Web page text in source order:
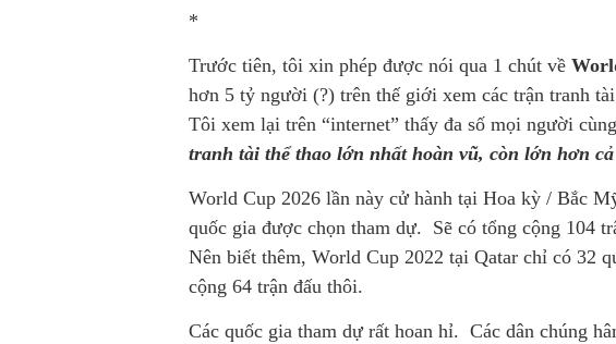
*
Trước tiên, tôi xin phép được nói qua 1 chút về
hơn 5 tỷ người (?) trên thế giới xem các trận tranh
Tôi xem lại trên “internet” thấy đa số mọi người
tranh tài thể thao lớn nhất hoàn vũ, còn lớn hơn
World Cup 2026 lần này cử hành tại Hoa kỳ / Bắc
quốc gia được chọn tham dự. Sẽ có tổng cộng 104
Nên biết thêm, World Cup 2022 tại Qatar chỉ có 32
cộng 64 trận đấu thôi.
Các quốc gia tham dự rất hoan hỉ. Các dân chúng